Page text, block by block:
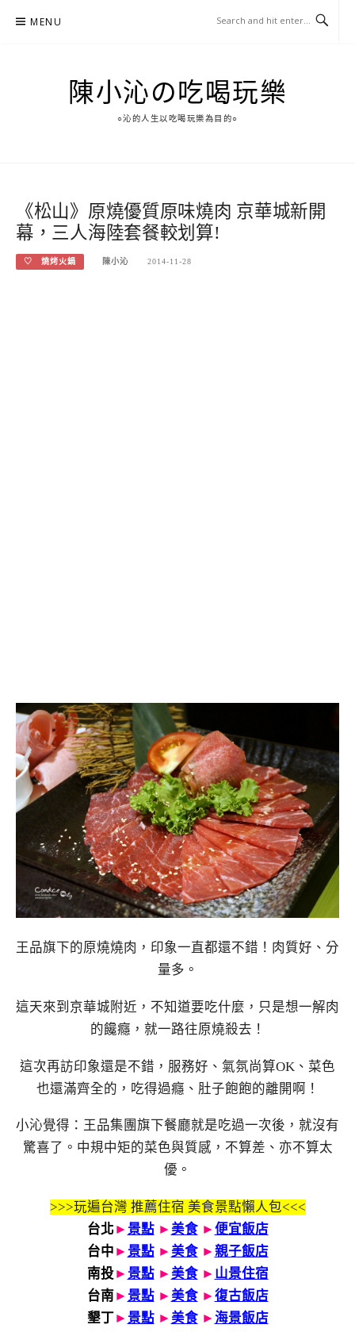
MENU
陳小沁の吃喝玩樂
○沁的人生以吃喝玩樂為目的○
《松山》原燒優質原味燒肉 京華城新開
幕，三人海陸套餐較划算!
♡ 燒烤火鍋 陳小沁 2014-11-28
王品旗下的原燒燒肉，印象一直都還不錯！肉質好、分
量多。
這天來到京華城附近，不知道要吃什麼，只是想一解肉
的饞癮，就一路往原燒殺去！
這次再訪印象還是不錯，服務好、氣氛尚算OK、菜色
也還滿齊全的，吃得過癮、肚子飽飽的離開啊！
小沁覺得：王品集團旗下餐廳就是吃過一次後，就沒有
驚喜了。中規中矩的菜色與質感，不算差、亦不算太
優。
>>>玩遍台灣 推薦住宿 美食景點懶人包<<<
台北 ► 景點 ► 美食► 便宜飯店
台中 ► 景點 ► 美食► 親子飯店
南投► 景點 ► 美食► 山景住宿
台南► 景點 ► 美食► 復古飯店
墾丁► 景點 ► 美食► 海景飯店